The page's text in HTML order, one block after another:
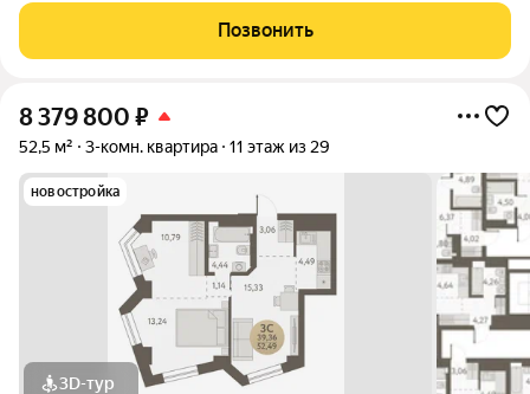
дерева. Дома, объединенные одной концепцией, станут
точкой притяжения,
Позвонить
8 379 800 ₽
52,5 м² 3-комн. квартира 11 этаж из 29
новостройка
3D-тур